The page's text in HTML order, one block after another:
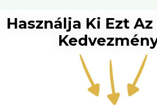
Használja Ki Ezt